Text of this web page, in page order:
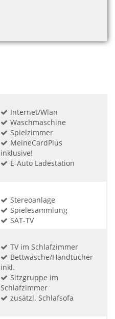
Internet/Wlan
Waschmaschine
Spielzimmer
MeineCardPlus
inklusive!
E-Auto Ladestation
Stereoanlage
Spielesammlung
SAT-TV
TV im Schlafzimmer
Bettwäsche/Handtücher
inkl.
Sitzgruppe im
Schlafzimmer
zusätzl. Schlafsofa